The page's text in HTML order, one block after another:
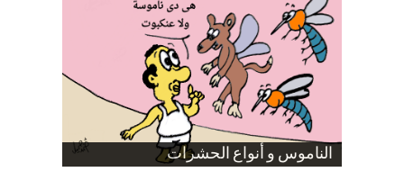
الناموس و أنواع الحشرات
الموظفين بعد ارتفاع الأسعار
ارتفاع نسبة الطلاق في مصر
صورة كاركاتيرية
صورة كاركاتيرية